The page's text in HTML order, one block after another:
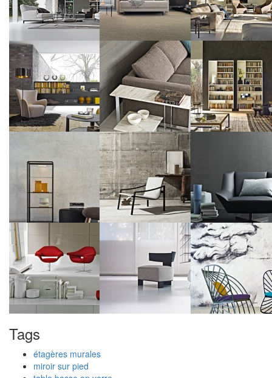
Tags
étagères murales
miroir sur pied